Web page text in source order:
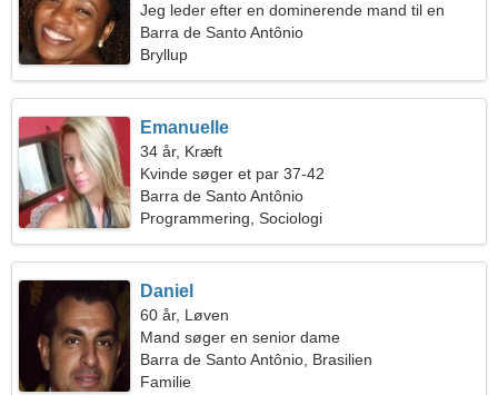
Jeg leder efter en dominerende mand til en
fælles tur
Barra de Santo Antônio
Bryllup
Emanuelle
34 år, Kræft
Kvinde søger et par 37-42
Barra de Santo Antônio
Programmering, Sociologi
Daniel
60 år, Løven
Mand søger en senior dame
Barra de Santo Antônio, Brasilien
Familie